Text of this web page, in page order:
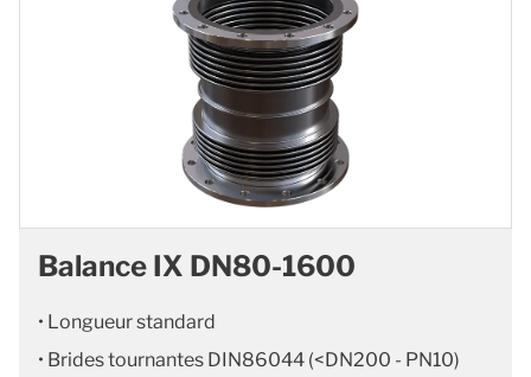
Balance IX DN80-1600
• Longueur standard
• Brides tournantes DIN86044 (<DN200 - PN10)